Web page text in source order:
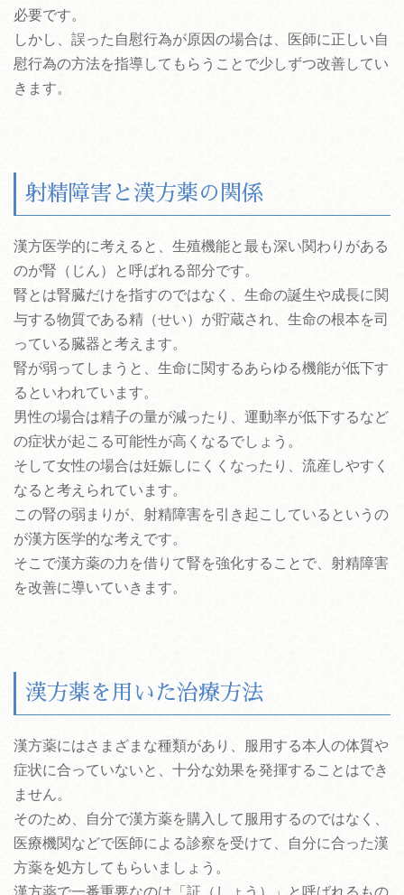
必要です。
しかし、誤った自慰行為が原因の場合は、医師に正しい自
慰行為の方法を指導してもらうことで少しずつ改善してい
きます。
射精障害と漢方薬の関係
漢方医学的に考えると、生殖機能と最も深い関わりがある
のが腎（じん）と呼ばれる部分です。
腎とは腎臓だけを指すのではなく、生命の誕生や成長に関
与する物質である精（せい）が貯蔵され、生命の根本を司
っている臓器と考えます。
腎が弱ってしまうと、生命に関するあらゆる機能が低下す
るといわれています。
男性の場合は精子の量が減ったり、運動率が低下するなど
の症状が起こる可能性が高くなるでしょう。
そして女性の場合は妊娠しにくくなったり、流産しやすく
なると考えられています。
この腎の弱まりが、射精障害を引き起こしているというの
が漢方医学的な考えです。
そこで漢方薬の力を借りて腎を強化することで、射精障害
を改善に導いていきます。
漢方薬を用いた治療方法
漢方薬にはさまざまな種類があり、服用する本人の体質や
症状に合っていないと、十分な効果を発揮することはでき
ません。
そのため、自分で漢方薬を購入して服用するのではなく、
医療機関などで医師による診察を受けて、自分に合った漢
方薬を処方してもらいましょう。